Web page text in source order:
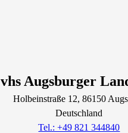
vhs Augsburger
Holbeinstraße12, 86150
Deutschland
Tel.: +49 821 344840